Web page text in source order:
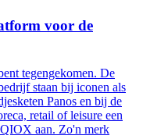
voor de
tegengekomen. De
staan bij iconen als
Panos en bij de
retail of leisure een
QIOX aan. Zo'n merk